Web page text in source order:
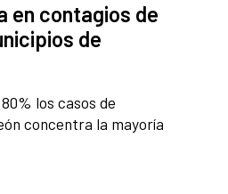
en contagios de
de
los casos de
concentra la mayoría